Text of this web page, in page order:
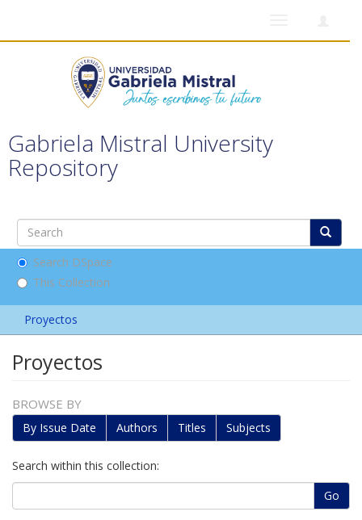
Gabriela Mistral University
Repository
Search DSpace
This Collection
Proyectos
Proyectos
BROWSE BY
By Issue Date Authors Titles Subjects
Search within this collection:
Go